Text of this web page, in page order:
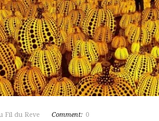
Fil du Reve Comment: 0